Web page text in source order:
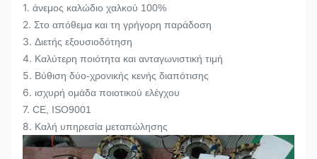
1. άνεμος καλώδιο χαλκού 100%
2. Στο απόθεμα και τη γρήγορη παράδοση
3. Διετής εξουσιοδότηση
4. Καλύτερη ποιότητα και ανταγωνιστική τιμή
5. Βύθιση δύο-χρονικής κενής διαπότισης
6. ισχυρή ομάδα ποιοτικού ελέγχου
7. CE, ISO9001
8. Καλή υπηρεσία μεταπώλησης